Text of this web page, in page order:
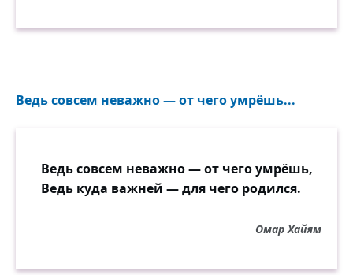
Ведь совсем неважно — от чего умрёшь...
Ведь совсем неважно — от чего умрёшь,
Ведь куда важней — для чего родился.
Омар Хайям